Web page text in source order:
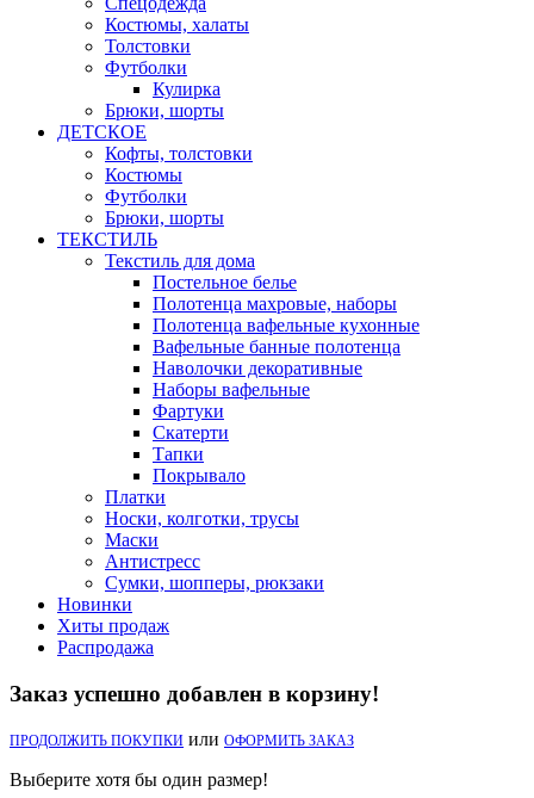
Костюмы, халаты
Толстовки
Футболки
Кулирка
Брюки, шорты
ДЕТСКОЕ
Кофты, толстовки
Костюмы
Футболки
Брюки, шорты
ТЕКСТИЛЬ
Текстиль для дома
Постельное белье
Полотенца махровые, наборы
Полотенца вафельные кухонные
Вафельные банные полотенца
Наволочки декоративные
Наборы вафельные
Фартуки
Скатерти
Тапки
Покрывало
Платки
Носки, колготки, трусы
Маски
Антистресс
Сумки, шопперы, рюкзаки
Новинки
Хиты продаж
Распродажа
Заказ успешно добавлен в корзину!
ПРОДОЛЖИТЬ ПОКУПКИ или ОФОРМИТЬ ЗАКАЗ
Выберите хотя бы один размер!